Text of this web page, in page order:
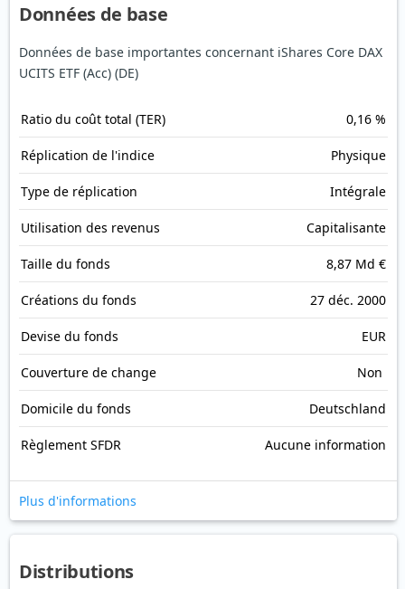
Données de base
Données de base importantes concernant iShares Core DAX
UCITS ETF (Acc) (DE)
Ratio du coût total (TER) 0,16 %
Réplication de l'indice Physique
Type de réplication Intégrale
Utilisation des revenus Capitalisante
Taille du fonds 8,87 Md €
Créations du fonds 27 déc. 2000
Devise du fonds EUR
Couverture de change Non
Domicile du fonds Deutschland
Règlement SFDR Aucune information
Plus d'informations
Distributions